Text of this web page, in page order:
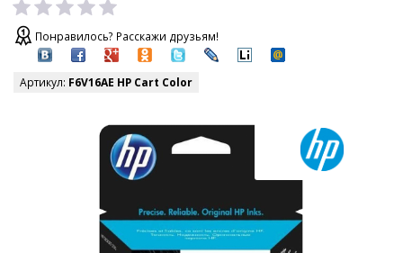
Понравилось? Расскажи друзьям!
Артикул: F6V16AE HP Cart Color